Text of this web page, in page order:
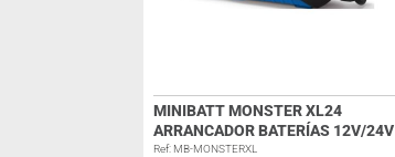
MINIBATT MONSTER XL24
ARRANCADOR BATERÍAS 12V/24V
Ref: MB-MONSTERXL